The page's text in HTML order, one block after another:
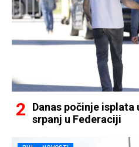
Danas počinje
srpanj u Federaciji